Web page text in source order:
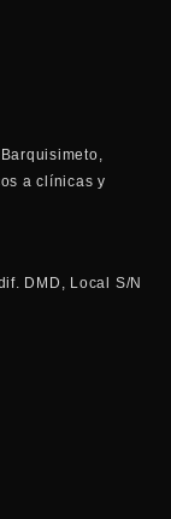
a clínicas y
DMD, Local S/N